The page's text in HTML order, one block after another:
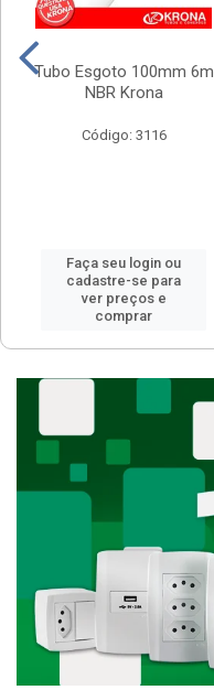
Tubo Esgoto 100mm 6m
NBR Krona
Código: 3116
Faça seu login ou
cadastre-se para
ver preços e
comprar